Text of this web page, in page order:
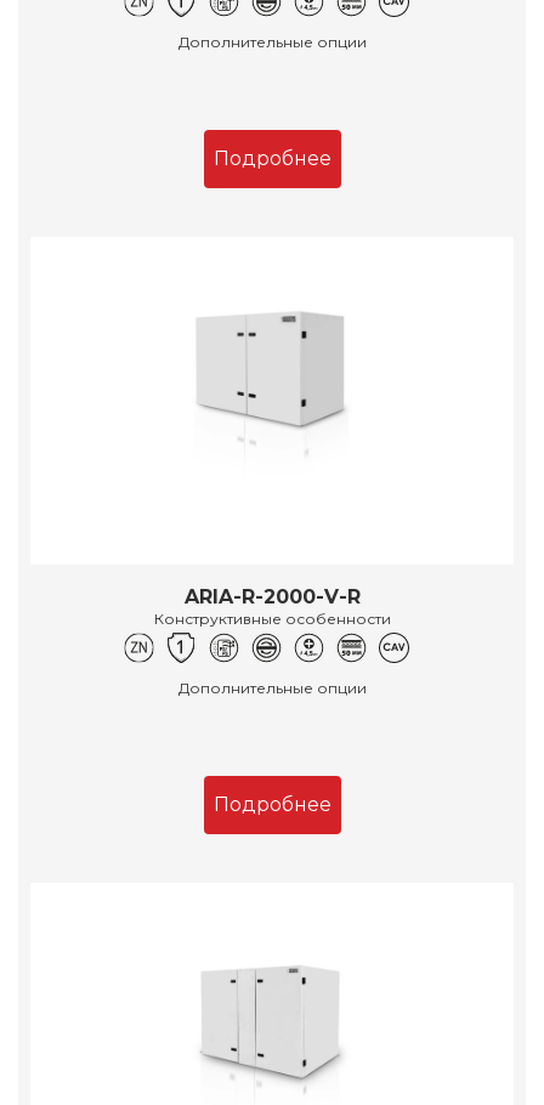
Дополнительные опции
Подробнее
ARIA-R-2000-V-R
Конструктивные особенности
Дополнительные опции
Подробнее